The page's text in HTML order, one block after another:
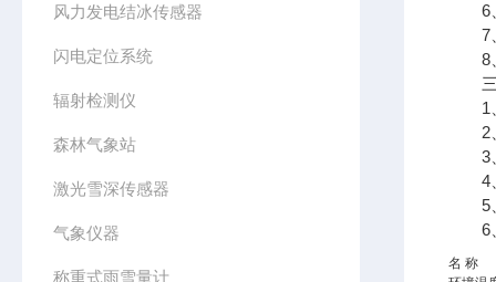
风力发电结冰传感器
闪电定位系统
辐射检测仪
森林气象站
激光雪深传感器
气象仪器
称重式雨雪量计
6、
7、
8、
三
1、
2、
3、
4、
5、
6、
名 称